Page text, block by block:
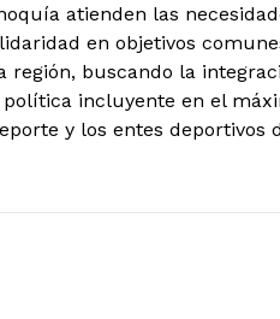
atienden las
en objetivos
región, buscando la
incluyente en el
y los entes deportivos